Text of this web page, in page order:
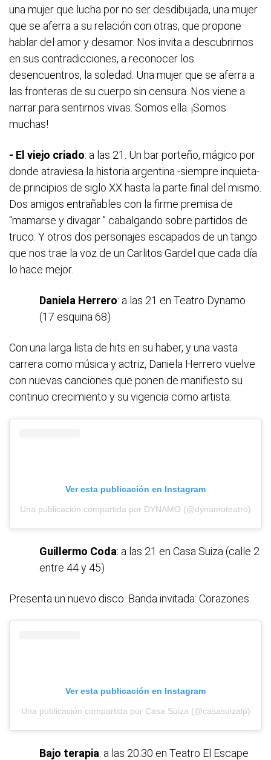
una mujer que lucha por no ser desdibujada, una mujer
que se aferra a su relación con otras, que propone
hablar del amor y desamor. Nos invita a descubrirnos
en sus contradicciones, a reconocer los
desencuentros, la soledad. Una mujer que se aferra a
las fronteras de su cuerpo sin censura. Nos viene a
narrar para sentirnos vivas. Somos ella. ¡Somos
muchas!
- El viejo criado: a las 21. Un bar porteño, mágico por
donde atraviesa la historia argentina -siempre inquieta-
de principios de siglo XX hasta la parte final del mismo.
Dos amigos entrañables con la firme premisa de
“mamarse y divagar ” cabalgando sobre partidos de
truco. Y otros dos personajes escapados de un tango
que nos trae la voz de un Carlitos Gardel que cada día
lo hace mejor.
Daniela Herrero: a las 21 en Teatro Dynamo
(17 esquina 68)
Con una larga lista de hits en su haber, y una vasta
carrera como música y actriz, Daniela Herrero vuelve
con nuevas canciones que ponen de manifiesto su
continuo crecimiento y su vigencia como artista.
Ver esta publicación en Instagram
Una publicación compartida por DYNAMO (@dynamoteatro)
Guillermo Coda: a las 21 en Casa Suiza (calle 2
entre 44 y 45)
Presenta un nuevo disco. Banda invitada: Corazones.
Ver esta publicación en Instagram
Una publicación compartida por Casa Suiza (@casasuizalp)
Bajo terapia: a las 20.30 en Teatro El Escape